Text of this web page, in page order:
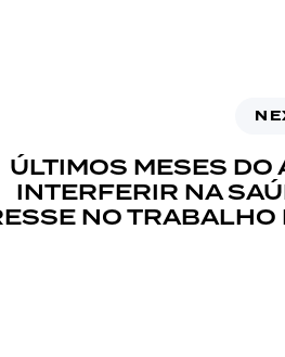
ÚLTIMOS MESES DO
INTERFERIR NA
NO TRABALHO